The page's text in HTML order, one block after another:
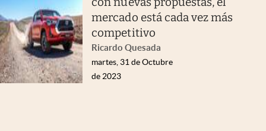
mercado está cada vez más
competitivo
Ricardo Quesada
martes, 31 de Octubre
de 2023